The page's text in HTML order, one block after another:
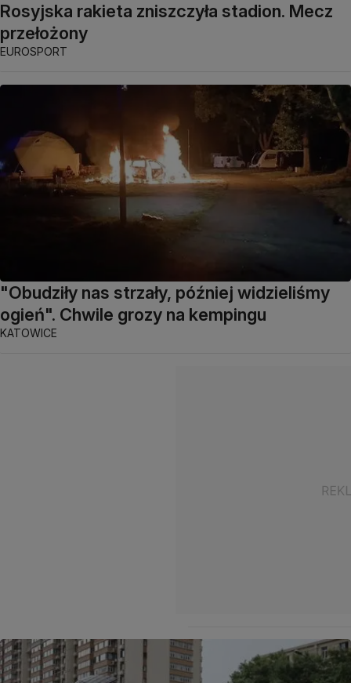
Rosyjska rakieta zniszczyła stadion. Mecz
przełożony
EUROSPORT
"Obudziły nas strzały, później widzieliśmy
ogień". Chwile grozy na kempingu
KATOWICE